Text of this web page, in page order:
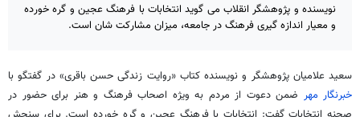
نویسنده و پژوهشگر انقلاب می گوید انتخابات با فرهنگ عجین و گره خورده
و معیار اندازه گیری فرهنگ در جامعه، میزان مشارکت شان است.
سعید علامیان پژوهشگر و نویسنده کتاب «روایت زندگی حسن باقری» در گفتگو با
خبرنگار مهر ضمن دعوت از مردم به ویژه اصحاب فرهنگ و هنر برای حضور در